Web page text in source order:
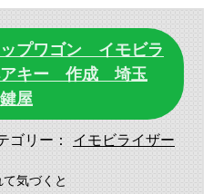
プワゴン イモビラ
キー 作成 埼玉
屋
ゴリー： イモビライザー
気づくと